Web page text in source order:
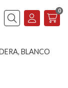
Buscar
0
BLANCO